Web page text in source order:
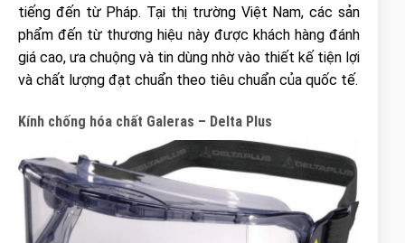
tiếng đến từ Pháp. Tại thị trường Việt Nam, các sản
phẩm đến từ thương hiệu này được khách hàng đánh
giá cao, ưa chuộng và tin dùng nhờ vào thiết kế tiện lợi
và chất lượng đạt chuẩn theo tiêu chuẩn của quốc tế.
Kính chống hóa chất Galeras – Delta Plus